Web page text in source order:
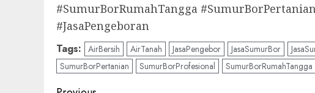
#SumurBorRumahTangga
#JasaPengeboran
Tags: AirBersih AirTanah JasaPengebor JasaSumurBor
SumurBorPertanian
SumurBorProfesional SumurBorRumahTangga